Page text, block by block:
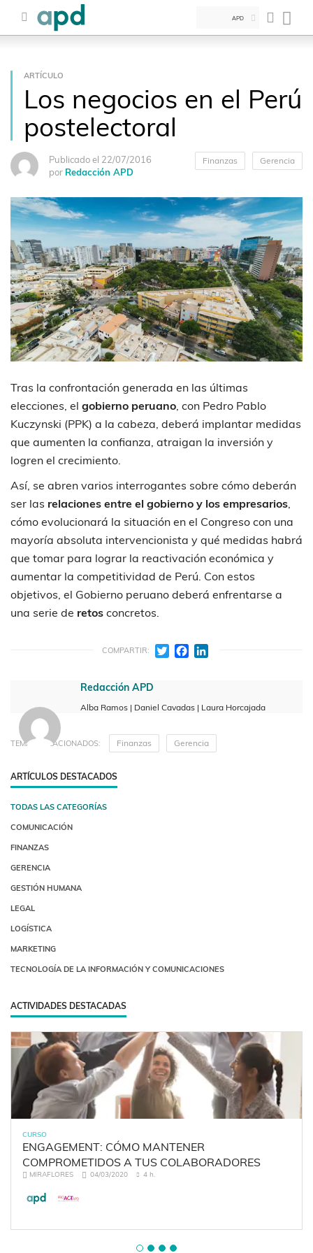
APD
ARTÍCULO
Los negocios en el Perú
postelectoral
Publicado el 22/07/2016
por Redacción APD
Finanzas Gerencia
Tras la confrontación generada en las últimas
elecciones, el gobierno peruano , con Pedro Pablo
Kuczynski (PPK) a la cabeza, deberá implantar medidas
que aumenten la confianza, atraigan la inversión y
logren el crecimiento.
Así, se abren varios interrogantes sobre cómo deberán
ser las relaciones entre el gobierno y los empresarios
cómo evolucionará la situación en el Congreso con una
mayoría absoluta intervencionista y qué medidas habrá
que tomar para lograr la reactivación económica y
aumentar la competitividad de Perú. Con estos
objetivos, el Gobierno peruano deberá enfrentarse a
una serie de retos concretos.
COMPARTIR: TwitterFacebook
Redacción APD
Alba Ramos | Daniel Cavadas | Laura Horcajada
TEMAS RELACIONADOS: Finanzas Gerencia
ARTÍCULOS DESTACADOS
TODAS LAS CATEGORÍAS
COMUNICACIÓN
FINANZAS
GERENCIA
GESTIÓN HUMANA
LEGAL
LOGÍSTICA
MARKETING
TECNOLOGÍA DE LA INFORMACIÓN Y COMUNICACIONES
ACTIVIDADES DESTACADAS
CURSO
ENGAGEMENT: CÓMO MANTENER
COMPROMETIDOS A TUS COLABORADORES
MIRAFLORES 04/03/2020 4 h.